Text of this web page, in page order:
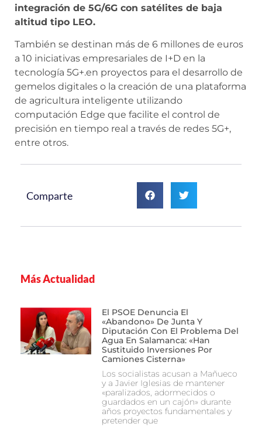
integración de 5G/6G con satélites de baja
altitud tipo LEO.
También se destinan más de 6 millones de euros
a 10 iniciativas empresariales de I+D en la
tecnología 5G+.en proyectos para el desarrollo de
gemelos digitales o la creación de una plataforma
de agricultura inteligente utilizando
computación Edge que facilite el control de
precisión en tiempo real a través de redes 5G+,
entre otros.
Comparte
Más Actualidad
El PSOE Denuncia El
«abandono» De Junta Y
Diputación Con El Problema Del
Agua En Salamanca: «Han
Sustituido Inversiones Por
Camiones Cisterna»
Los socialistas acusan a Mañueco
y a Javier Iglesias de mantener
«paralizados, adormecidos o
guardados en un cajón» durante
años proyectos fundamentales y
pretender que